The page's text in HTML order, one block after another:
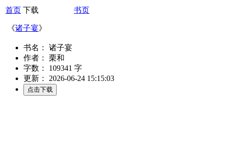
首页 下载 书页
《诸子宴》
书名： 诸子宴
作者： 栗和
字数： 109341 字
更新： 2026-06-24 15:15:03